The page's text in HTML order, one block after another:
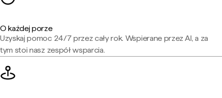
O każdej porze
Uzyskaj pomoc 24/7 przez cały rok. Wspierane przez AI, a za
tym stoi nasz zespół wsparcia.